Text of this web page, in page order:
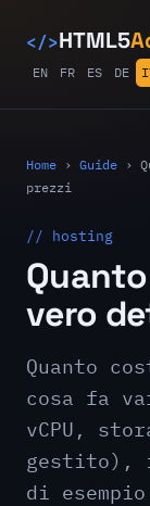
</>HTML5
EN FR ES DE
Home › Guide ›
prezzi
// hosting
vero
Quanto
cosa fa
vCPU,
gestito),
di